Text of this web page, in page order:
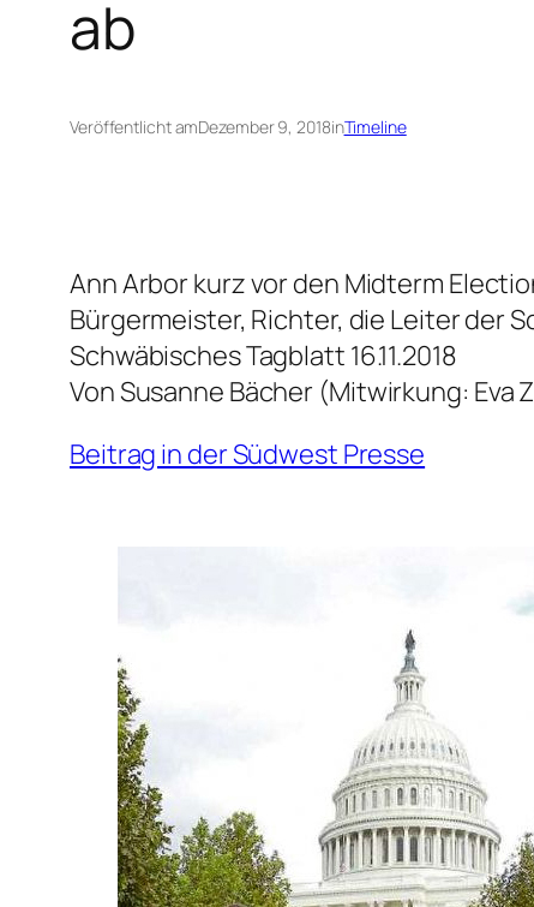
ab
Veröffentlicht amDezember 9, 2018inTimeline
Ann Arbor kurz vor den Midterm
Bürgermeister, Richter, die Leiter der
Schwäbisches Tagblatt 16.11.2018
Von Susanne Bächer (Mitwirkung: Eva
Beitrag in der Südwest Presse